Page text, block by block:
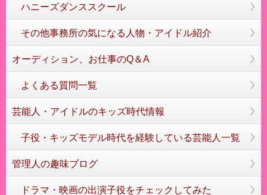
ハニーズダンススクール
その他事務所の気になる人物・アイドル紹介
オーディション、お仕事のQ＆A
よくある質問一覧
芸能人・アイドルのキッズ時代情報
子役・キッズモデル時代を経験している芸能人一覧
管理人の趣味ブログ
ドラマ・映画の出演子役をチェックしてみた